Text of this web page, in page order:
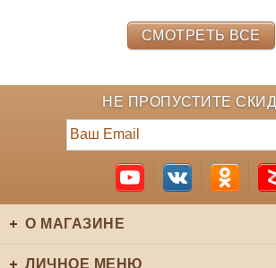
СМОТРЕТЬ ВСЕ
НЕ ПРОПУСТИТЕ
О МАГАЗИНЕ
ЛИЧНОЕ МЕНЮ